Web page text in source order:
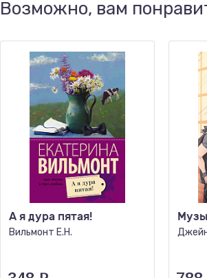
Возможно, вам
А я дура пятая!
Вильмонт Е.Н.